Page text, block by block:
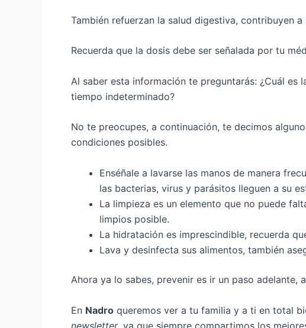
También refuerzan la salud digestiva, contribuyen
Recuerda que la dosis debe ser señalada por tu
Al saber esta información te preguntarás: ¿Cuál
tiempo indeterminado?
No te preocupes, a continuación, te decimos
condiciones posibles.
Enséñale a lavarse las manos de manera
las bacterias, virus y parásitos lleguen a su
La limpieza es un elemento que no puede
limpios posible.
La hidratación es imprescindible, recuerda
Lava y desinfecta sus alimentos, también
Ahora ya lo sabes, prevenir es ir un paso
En Nadro queremos ver a tu familia y a ti en total
newsletter, ya que siempre compartimos los